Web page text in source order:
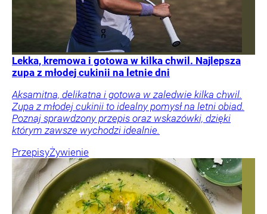
Lekka, kremowa i gotowa w kilka chwil. Najlepsza
zupa z młodej cukinii na letnie dni
Aksamitna, delikatna i gotowa w zaledwie kilka chwil.
Zupa z młodej cukinii to idealny pomysł na letni obiad.
Poznaj sprawdzony przepis oraz wskazówki, dzięki
którym zawsze wychodzi idealnie.
PrzepisyŻywienie